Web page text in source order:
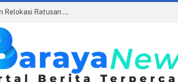
Pasar Merdeka Segera Beroperasi, PPJ Siapkan Relokasi Ratusan Pedagang dan PKL